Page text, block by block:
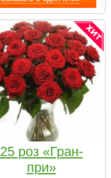
25 роз «Гран-
при»